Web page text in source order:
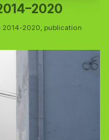
2014-2020 publication